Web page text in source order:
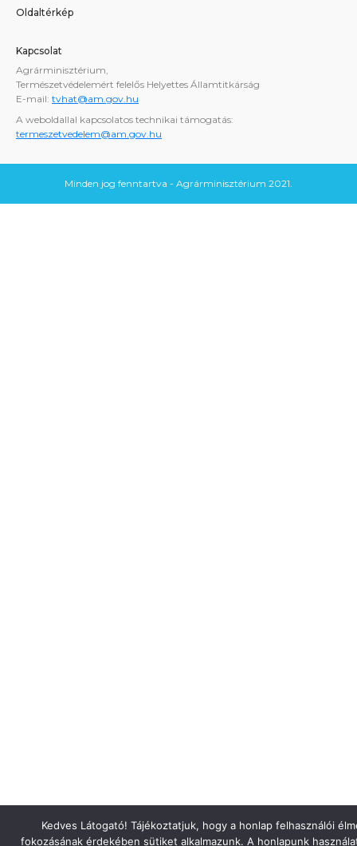
Oldaltérkép
Kapcsolat
Agrárminisztérium,
Természetvédelemért felelős Helyettes Államtitkárság
E-mail: tvhat@am.gov.hu
A weboldallal kapcsolatos technikai támogatás:
termeszetvedelem@am.gov.hu
Minden jog fenntartva - Agrárminisztérium 2021.
Kedves Látogató! Tájékoztatjuk, hogy a honlap felhasználói
fokozásának érdekében sütiket alkalmazunk. A honlapunk